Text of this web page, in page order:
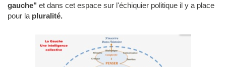
gauche" et dans cet espace sur l'échiquier politique il y a place
pour la pluralité.